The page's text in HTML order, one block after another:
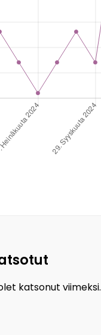
katsonut viimeksi.